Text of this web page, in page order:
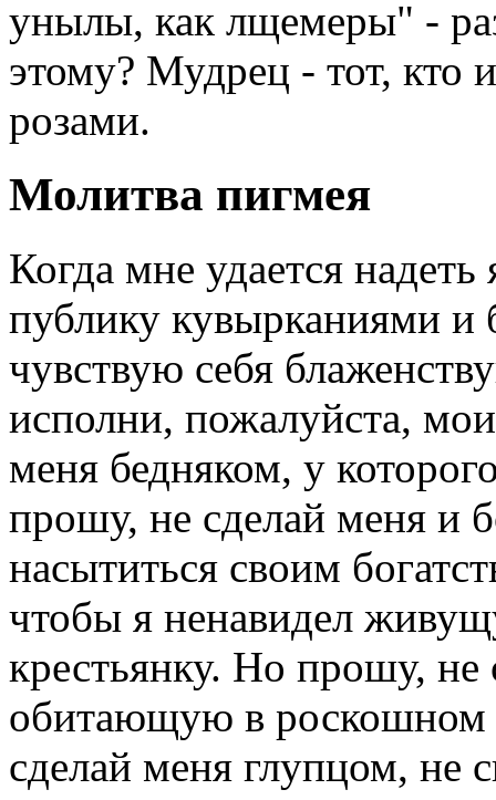
унылы, как лщемеры" -
этому? Мудрец - тот, кто
розами.
Молитва пигмея
Когда мне удается надеть
публику кувырканиями и
чувствую себя
исполни, пожалуйста,
меня бедняком, у
прошу, не сделай меня и
насытиться своим
чтобы я ненавидел
крестьянку. Но прошу,
обитающую в роскошном
сделай меня глупцом, не